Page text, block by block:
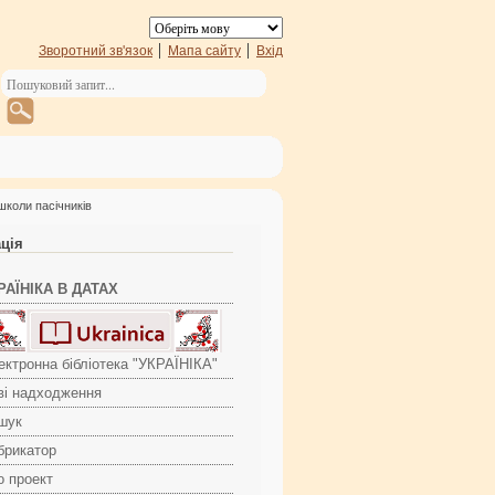
Зворотний зв'язок Мапа сайту Вхід
пасічників
В ДАТАХ
бібліотека "УКРАЇНІКА"
надходження
проект